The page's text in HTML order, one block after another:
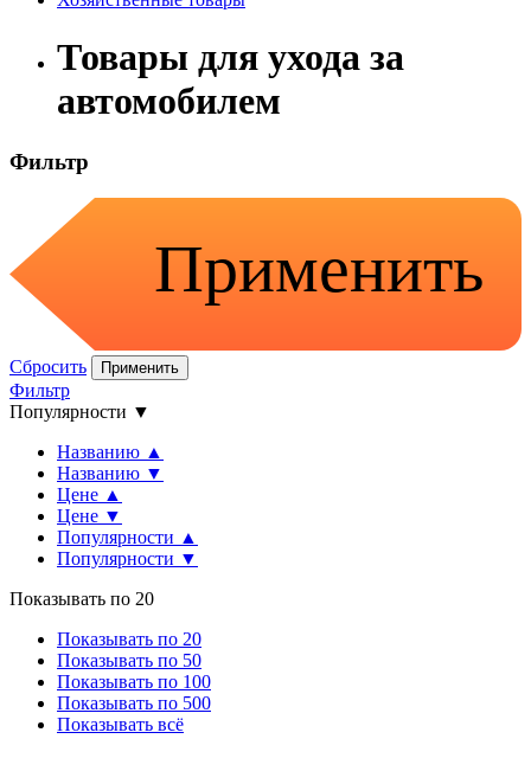
Товары для ухода за
автомобилем
Фильтр
Применить
Сбросить Применить
Фильтр
Популярности ▼
Названию ▲
Названию ▼
Цене ▲
Цене ▼
Популярности ▲
Популярности ▼
Показывать по 20
Показывать по 20
Показывать по 50
Показывать по 100
Показывать по 500
Показывать всё